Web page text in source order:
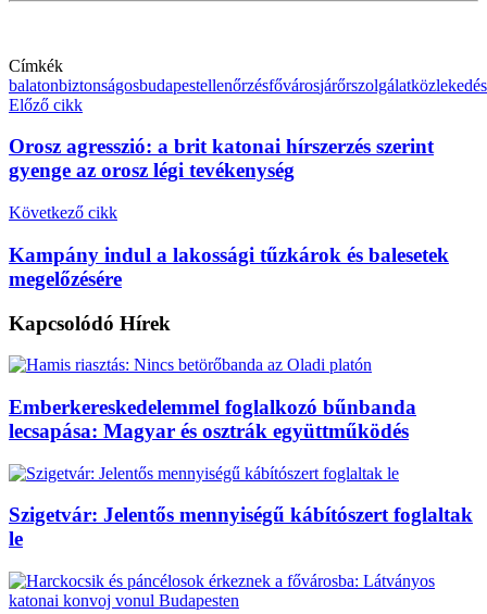
Címkék
balatonbiztonságosbudapestellenőrzésfővárosjárőrszolgálatközlekedés
Előző cikk
Orosz agresszió: a brit katonai hírszerzés szerint
gyenge az orosz légi tevékenység
Következő cikk
Kampány indul a lakossági tűzkárok és balesetek
megelőzésére
Kapcsolódó Hírek
Emberkereskedelemmel foglalkozó bűnbanda
lecsapása: Magyar és osztrák együttműködés
Szigetvár: Jelentős mennyiségű kábítószert foglaltak
le